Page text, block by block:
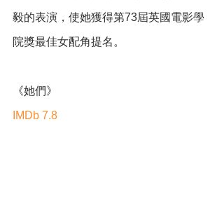
毅的表演，使她獲得第73屆英國電影學
院獎最佳女配角提名。
《她們》
IMDb 7.8